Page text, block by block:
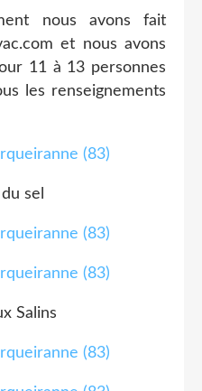
nous avons fait
et nous avons
11 à 13 personnes
les renseignements
sel
Salins